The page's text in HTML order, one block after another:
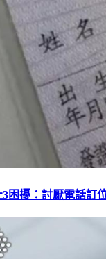
3困擾：討厭電話